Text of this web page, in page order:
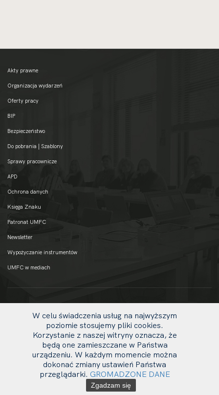
Akty prawne
Organizacja wydarzeń
Oferty pracy
BIP
Bezpieczeństwo
Do pobrania | Szablony
Sprawy pracownicze
APD
Ochrona danych
Księga Znaku
Patronat UMFC
Newsletter
Wypożyczanie instrumentów
UMFC w mediach
© 2020 UMFC
W celu świadczenia usług na najwyższym
poziomie stosujemy pliki cookies.
Korzystanie z naszej witryny oznacza, że
będą one zamieszczane w Państwa
urządzeniu. W każdym momencie można
dokonać zmiany ustawień Państwa
przeglądarki. GROMADZONE DANE
Zgadzam się